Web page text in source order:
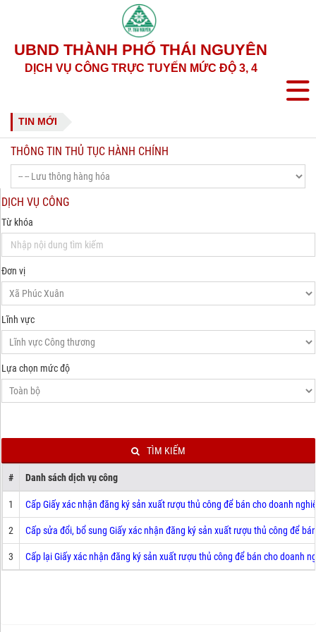
UBND THÀNH PHỐ THÁI NGUYÊN
DỊCH VỤ CÔNG TRỰC TUYẾN MỨC ĐỘ 3, 4
TIN MỚI
THÔNG TIN THỦ TỤC HÀNH CHÍNH
DỊCH VỤ CÔNG
Từ khóa
Đơn vị
Lĩnh vực
Lựa chọn mức độ
TÌM KIẾM
# Danh sách dịch vụ công
1 Cấp Giấy xác nhận đăng ký sản xuất rượu thủ công để bán cho doanh
2 Cấp sửa đổi, bổ sung Giấy xác nhận đăng ký sản xuất rượu thủ công để
3 Cấp lại Giấy xác nhận đăng ký sản xuất rượu thủ công để bán cho doanh